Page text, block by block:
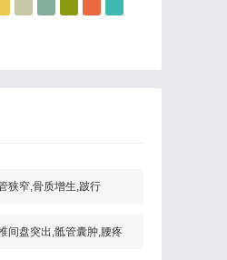
狭窄,骨质增生,跛行
间盘突出,骶管囊肿,腰疼